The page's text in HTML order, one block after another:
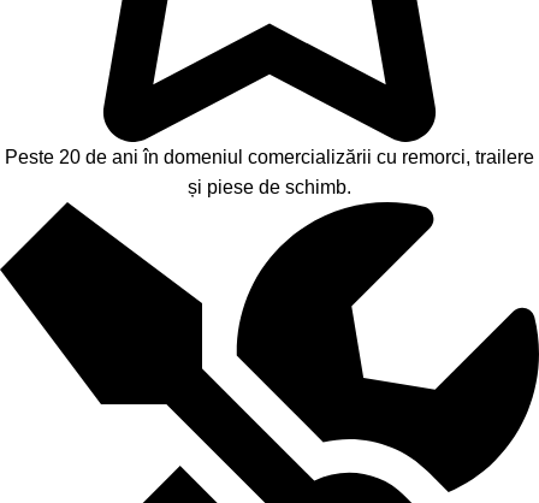
Peste 20 de ani în domeniul comercializării cu remorci, trailere
și piese de schimb.